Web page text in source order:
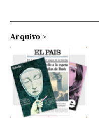
Arquivo